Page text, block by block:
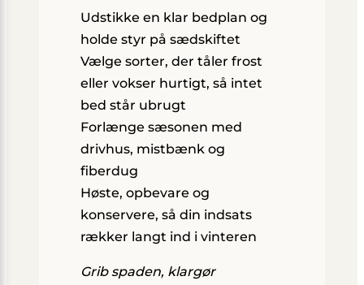
Udstikke en klar bedplan og
holde styr på sædskiftet
Vælge sorter, der tåler frost
eller vokser hurtigt, så intet
bed står ubrugt
Forlænge sæsonen med
drivhus, mistbænk og
fiberdug
Høste, opbevare og
konservere, så din indsats
rækker langt ind i vinteren
Grib spaden, klargør